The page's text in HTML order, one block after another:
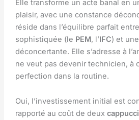
Elle transforme un acte banal en
plaisir, avec une constance
réside dans l’équilibre parfait
sophistiquée (le PEM, l’IFC) et
déconcertante. Elle s’adresse à
ne veut pas devenir technicien, à
perfection dans la routine.
Oui, l’investissement initial est
rapporté au coût de deux